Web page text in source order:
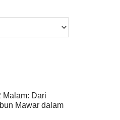
Malam: Dari
Mawar dalam